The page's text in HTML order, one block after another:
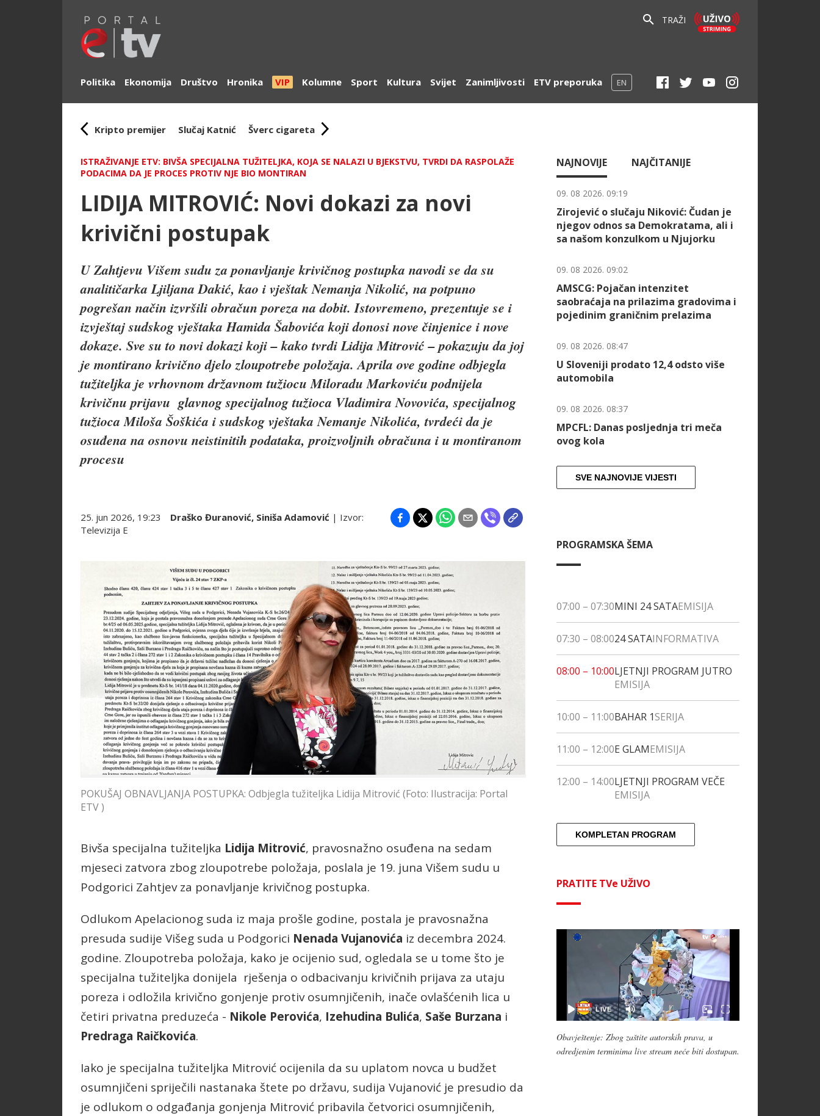
TRAŽI
Politika Ekonomija Društvo Hronika VIP Kolumne Sport Kultura Svijet Zanimljivosti ETV preporuka EN
Kripto premijer Slučaj Katnić Šverc cigareta
ISTRAŽIVANJE ETV: BIVŠA SPECIJALNA TUŽITELJKA, KOJA SE NALAZI U BJEKSTVU, TVRDI DA RASPOLAŽE
PODACIMA DA JE PROCES PROTIV NJE BIO MONTIRAN
LIDIJA MITROVIĆ: Novi dokazi za novi
krivični postupak
U Zahtjevu Višem sudu za ponavljanje krivičnog postupka navodise da su
analitičarka Ljiljana Dakić, kao i vještak Nemanja Nikolić, na potpuno
pogrešan način izvršili obračun poreza na dobit. Istovremeno, prezentuje se i
izvještaj sudskog vještaka Hamida Šabovića koji donosi nove činjenice i nove
dokaze. Sve su to novi dokazi koji – kako tvrdi Lidija Mitrović – pokazuju da joj
je montirano krivično djelo zloupotrebe položaja. Aprila ove godine odbjegla
tužiteljka je vrhovnom državnom tužiocu Miloradu Markoviću podnijela
krivičnu prijavu glavnog specijalnog tužioca Vladimira Novovića, specijalnog
tužioca Miloša Šoškića i sudskog vještaka Nemanje Nikolića, tvrdeći da je
osuđena na osnovu neistinitih podataka, proizvoljnih obračuna i u montiranom
procesu
25. jun 2026, 19:23 Draško Đuranović, Siniša Adamović | Izvor:
Televizija E
POKUŠAJ OBNAVLJANJA POSTUPKA: Odbjegla tužiteljka Lidija Mitrović (Foto: Ilustracija: Portal
ETV )
Bivša specijalna tužiteljka Lidija Mitrović, pravosnažno osuđena na sedam
mjeseci zatvora zbog zloupotrebe položaja, poslala je 19. juna Višem sudu u
Podgorici Zahtjev za ponavljanje krivičnog postupka.
Odlukom Apelacionog suda iz maja prošle godine, postala je pravosnažna
presuda sudije Višeg suda u Podgorici Nenada Vujanovića iz decembra 2024.
godine. Zloupotreba položaja, kako je ocijenio sud, ogledala se u tome što je
specijalna tužiteljka donijela rješenja o odbacivanju krivičnih prijava za utaju
poreza i odložila krivično gonjenje protiv osumnjičenih, inače ovlašćenih lica u
četiri privatna preduzeća - Nikole Perovića, Izehudina Bulića, Saše Burzana i
Predraga Raičkovića.
Iako je specijalna tužiteljka Mitrović ocijenila da su uplatom novca u budžet
osumnjičeni spriječili nastanaka štete po državu, sudija Vujanović je presudio da
je odlukom o odgađanja gonjenja Mitrović pribavila četvorici osumnjičenih,
NAJNOVIJE NAJČITANIJE
09. 08 2026. 09:19
Zirojević o slučaju Niković: Čudan je
njegov odnos sa Demokratama, ali i
sa našom konzulkom u Njujorku
09. 08 2026. 09:02
AMSCG: Pojačan intenzitet
saobraćaja na prilazima gradovima i
pojedinim graničnim prelazima
09. 08 2026. 08:47
U Sloveniji prodato 12,4 odsto više
automobila
09. 08 2026. 08:37
MPCFL: Danas posljednja tri meča
ovog kola
SVE NAJNOVIJE VIJESTI
PROGRAMSKA ŠEMA
07:00 – 07:30MINI 24 SATAEMISIJA
07:30 – 08:0024 SATAINFORMATIVA
08:00 – 10:00LJETNJI PROGRAM JUTRO
EMISIJA
10:00 – 11:00BAHAR 1SERIJA
11:00 – 12:00E GLAMEMISIJA
12:00 – 14:00LJETNJI PROGRAM VEČE
EMISIJA
KOMPLETAN PROGRAM
PRATITE TVe UŽIVO
Obavještenje: Zbog zaštite autorskih prava, u
odredjenim terminima live stream neće biti dostupan.